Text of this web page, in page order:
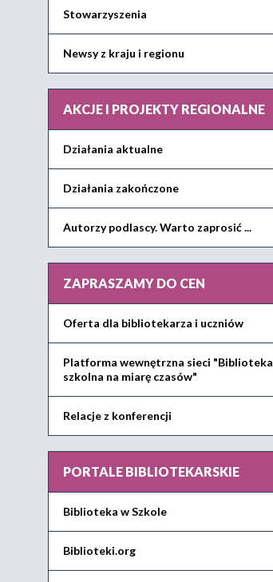
Stowarzyszenia
Newsy z kraju i regionu
AKCJE I PROJEKTY REGIONALNE
Działania aktualne
Działania zakończone
Autorzy podlascy. Warto zaprosić ...
ZAPRASZAMY DO CEN
Oferta dla bibliotekarza i uczniów
Platforma wewnętrzna sieci "Biblioteka
szkolna na miarę czasów"
Relacje z konferencji
PORTALE BIBLIOTEKARSKIE
Biblioteka w Szkole
Biblioteki.org